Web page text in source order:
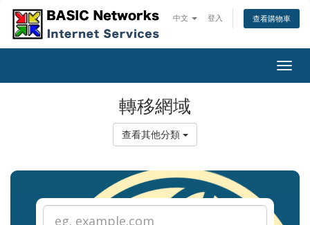
中文 登入 查看購物車
轉移網域
查看其他分類